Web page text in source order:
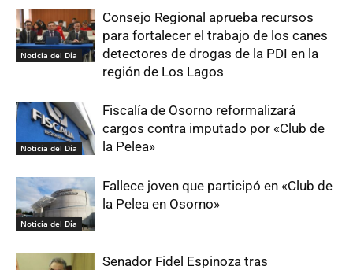
Noticia del Día
Consejo Regional aprueba recursos
para fortalecer el trabajo de los canes
detectores de drogas de la PDI en la
región de Los Lagos
Noticia del Día
Fiscalía de Osorno reformalizará
cargos contra imputado por «Club de
la Pelea»
Noticia del Día
Fallece joven que participó en «Club de
la Pelea en Osorno»
Senador Fidel Espinoza tras